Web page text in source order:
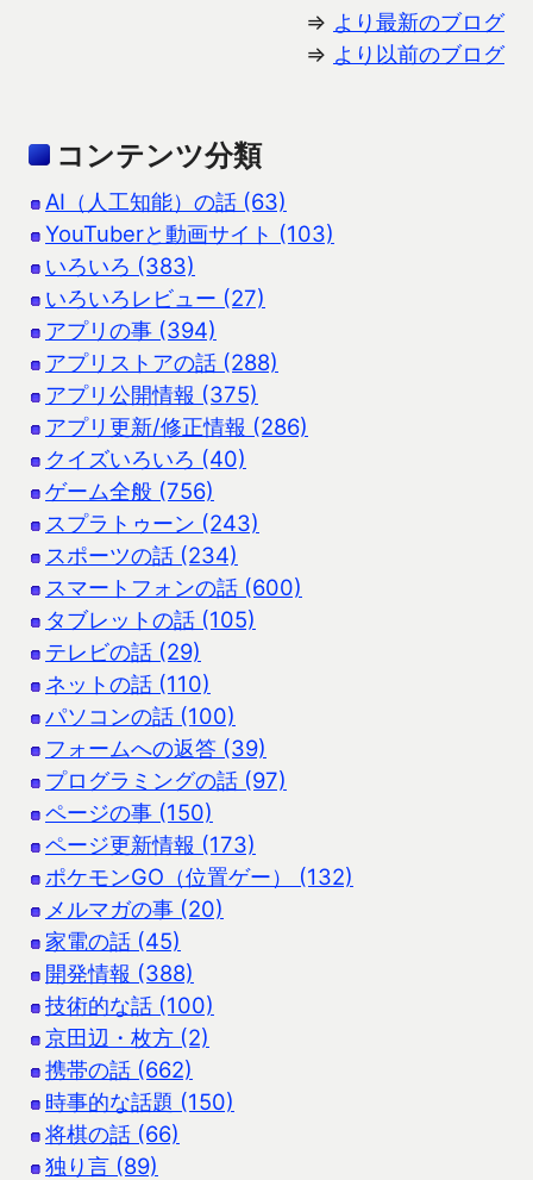
⇒ より最新のブログ
⇒ より以前のブログ
コンテンツ分類
AI（人工知能）の話 (63)
YouTuberと動画サイト (103)
いろいろ (383)
いろいろレビュー (27)
アプリの事 (394)
アプリストアの話 (288)
アプリ公開情報 (375)
アプリ更新/修正情報 (286)
クイズいろいろ (40)
ゲーム全般 (756)
スプラトゥーン (243)
スポーツの話 (234)
スマートフォンの話 (600)
タブレットの話 (105)
テレビの話 (29)
ネットの話 (110)
パソコンの話 (100)
フォームへの返答 (39)
プログラミングの話 (97)
ページの事 (150)
ページ更新情報 (173)
ポケモンGO（位置ゲー） (132)
メルマガの事 (20)
家電の話 (45)
開発情報 (388)
技術的な話 (100)
京田辺・枚方 (2)
携帯の話 (662)
時事的な話題 (150)
将棋の話 (66)
独り言 (89)